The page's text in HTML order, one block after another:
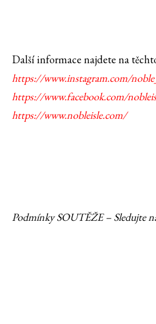
Další informace najdete na
https://www.instagram.com/
https://www.facebook.com/
https://www.nobleisle.com/
Podmínky SOUTĚŽE – Sledujte